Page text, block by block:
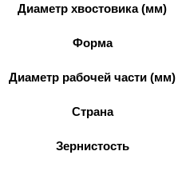
Диаметр хвостовика (мм)
Форма
Диаметр рабочей части (мм)
Страна
Зернистость